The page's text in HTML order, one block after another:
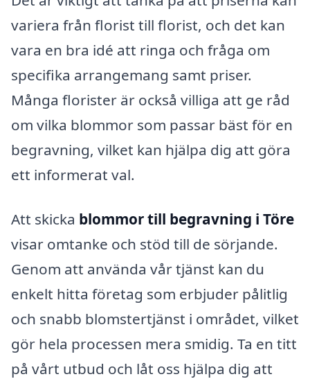
variera från florist till florist, och det kan
vara en bra idé att ringa och fråga om
specifika arrangemang samt priser.
Många florister är också villiga att ge råd
om vilka blommor som passar bäst för en
begravning, vilket kan hjälpa dig att göra
ett informerat val.
Att skicka blommor till begravning i Töre
visar omtanke och stöd till de sörjande.
Genom att använda vår tjänst kan du
enkelt hitta företag som erbjuder pålitlig
och snabb blomstertjänst i området, vilket
gör hela processen mera smidig. Ta en titt
på vårt utbud och låt oss hjälpa dig att